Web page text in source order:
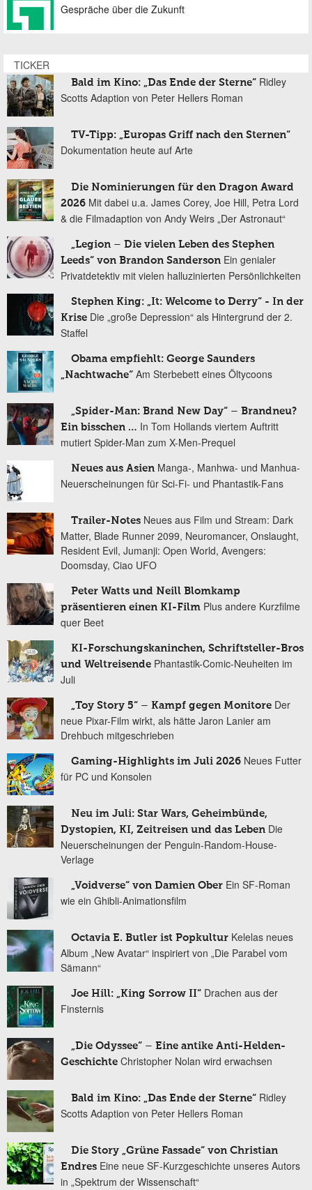
Gespräche über die Zukunft
TICKER
Bald im Kino: „Das Ende der Sterne“ Ridley
Scotts Adaption von Peter Hellers Roman
TV-Tipp: „Europas Griff nach den Sternen“
Dokumentation heute auf Arte
Die Nominierungen für den Dragon Award
2026 Mit dabei u.a. James Corey, Joe Hill, Petra Lord
& die Filmadaption von Andy Weirs „Der Astronaut“
„Legion – Die vielen Leben des Stephen
Leeds“ von Brandon Sanderson Ein genialer
Privatdetektiv mit vielen halluzinierten Persönlichkeiten
Stephen King: „It: Welcome to Derry“ - In der
Krise Die „große Depression“ als Hintergrund der 2.
Staffel
Obama empfiehlt: George Saunders
„Nachtwache“ Am Sterbebett eines Öltycoons
„Spider-Man: Brand New Day“ – Brandneu?
Ein bisschen … In Tom Hollands viertem Auftritt
mutiert Spider-Man zum X-Men-Prequel
Neues aus Asien Manga-, Manhwa- und Manhua-
Neuerscheinungen für Sci-Fi- und Phantastik-Fans
Trailer-Notes Neues aus Film und Stream: Dark
Matter, Blade Runner 2099, Neuromancer, Onslaught,
Resident Evil, Jumanji: Open World, Avengers:
Doomsday, Ciao UFO
Peter Watts und Neill Blomkamp
präsentieren einen KI-Film Plus andere Kurzfilme
quer Beet
KI-Forschungskaninchen, Schriftsteller-Bros
und Weltreisende Phantastik-Comic-Neuheiten im
Juli
„Toy Story 5“ – Kampf gegen Monitore Der
neue Pixar-Film wirkt, als hätte Jaron Lanier am
Drehbuch mitgeschrieben
Gaming-Highlights im Juli 2026 Neues Futter
für PC und Konsolen
Neu im Juli: Star Wars, Geheimbünde,
Dystopien, KI, Zeitreisen und das Leben Die
Neuerscheinungen der Penguin-Random-House-
Verlage
„Voidverse“ von Damien Ober Ein SF-Roman
wie ein Ghibli-Animationsfilm
Octavia E. Butler ist Popkultur Kelelas neues
Album „New Avatar“ inspiriert von „Die Parabel vom
Sämann“
Joe Hill: „King Sorrow II“ Drachen aus der
Finsternis
„Die Odyssee“ – Eine antike Anti-Helden-
Geschichte Christopher Nolan wird erwachsen
Bald im Kino: „Das Ende der Sterne“ Ridley
Scotts Adaption von Peter Hellers Roman
Die Story „Grüne Fassade“ von Christian
Endres Eine neue SF-Kurzgeschichte unseres Autors
in „Spektrum der Wissenschaft“